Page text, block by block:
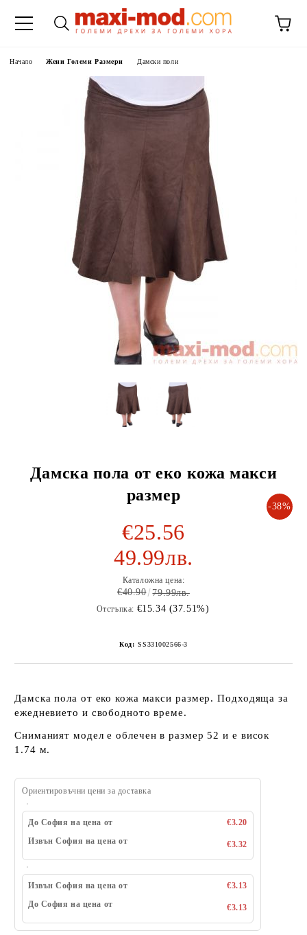
Начало Жени Големи Размери Дамски поли
Дамска пола от еко кожа макси
размер
-38%
€25.56
49.99лв.
Каталожна цена:
€40.90 79.99лв.
Отстъпка: €15.34 (37.51%)
Код: SS331002566-3
Дамска пола от еко кожа макси размер. Подходяща за
ежедневието и свободното време.
Сниманият модел е облечен в размер 52 и е висок
1.74 м.
Ориентировъчни цени за доставка
До София на цена от
€3.20
Извън София на цена от
€3.32
Извън София на цена от
€3.13
До София на цена от
€3.13